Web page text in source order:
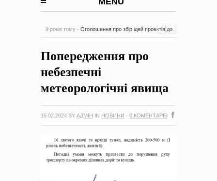
9 років тому - Оголошення про збір ідей проектів до
на період 2018 – 2020 роки Оголошення про збір ідей
-0 Коментарів
Попередження про
небезпечні
метеорологічні явища
15.02.2024 BY АДМІН IN НОВИНИ · 0 КОМЕНТАРІВ